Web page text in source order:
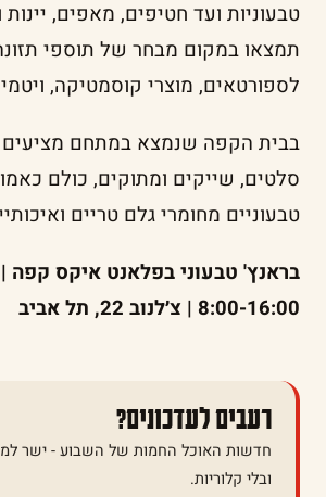
טבעוניות ועד חטיפים, מאפים, יינות
תמצאו במקום מבחר של תוספי
לספורטאים, מוצרי קוסמטיקה,
בבית הקפה שנמצא במתחם מציעים
סלטים, שייקים ומתוקים, כולם
טבעוניים מחומרי גלם טריים
בראנץ' טבעוני בפלאנט איקס קפה
8:00-16:00 | צ׳לנוב 22, תל אביב
רעבים לעדכונים?
חדשות האוכל החמות של השבוע - ישר
ובלי קלוריות.